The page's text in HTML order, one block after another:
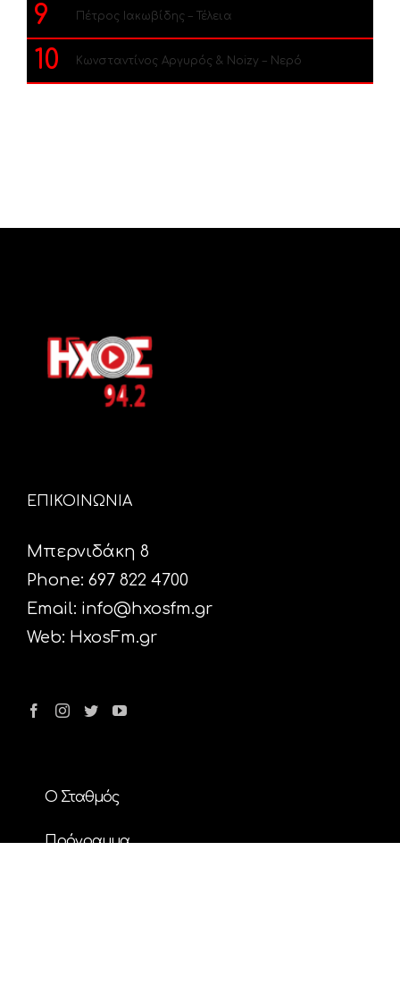
9 Πέτρος Ιακωβίδης – Τέλεια
10 Κωνσταντίνος Αργυρός & Noizy – Νερό
ΕΠΙΚΟΙΝΩΝΙΑ
Μπερνιδάκη 8
Phone: 697 822 4700
Email: info@hxosfm.gr
Web: HxosFm.gr
Ο Σταθμός
Πρόγραμμα